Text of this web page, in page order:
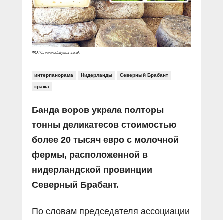
Социальные ролики
Документальные фильмы
Прямой разговор
В знании сила
Специальный репортаж
КиберПОСТОВОЙ
Газета «Щит и меч»
Журнал «Полиция России»
О ПОРТАЛЕ
Контакты
ФОТО: www.dailystar.co.uk
интерпанорама Нидерланды Северный Брабант
кража
Банда воров украла полторы
тонны деликатесов стоимостью
более 20 тысяч евро с молочной
фермы, расположенной в
нидерландской провинции
Северный Брабант.
По словам председателя ассоциации